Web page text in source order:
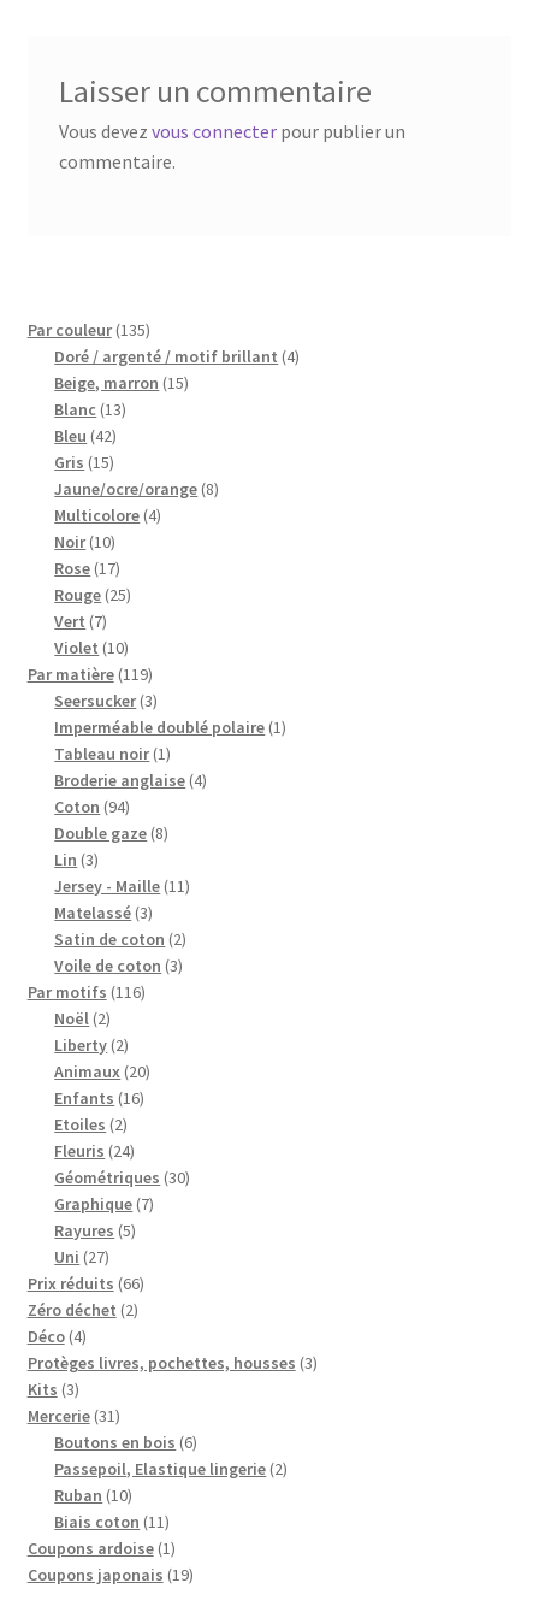
Qui suis je ?
CGV
Laisser un commentaire
Vous devez vous connecterpour publier un
commentaire.
Par couleur 135135
produits
Doré / argenté / motif brillant 44
Beige, marron 1515
Blanc 1313
Bleu 4242
produits
Gris 1515
produits
Jaune/ocre/orange 88
Multicolore 44
Noir 1010
produits
Rose 1717
produits
Rouge 2525
Vert 77
produits
Violet 1010
produits
Par matière 119119
produits
Seersucker 33
produits
Imperméable doublé polaire 11
Tableau noir 11
produit
Broderie anglaise 44
Coton 9494
produits
Double gaze 88
Lin 33
produits
Jersey - Maille 1111
Matelassé 33
produits
Satin de coton 22
produits
Voile de coton 33
Par motifs 116116
Noël 22
produits
Liberty 22
produits
Animaux 2020
Enfants 1616
Etoiles 22
produits
Fleuris 2424
produits
Géométriques 3030
Graphique 77
Rayures 55
Uni 2727
produits
Prix réduits 6666
Zéro déchet 22
Déco 44
produits
Protèges livres, pochettes, housses 33
Kits 33
produits
Mercerie 3131
produits
Boutons en bois 66
produits
Passepoil, Elastique lingerie 22
Ruban 1010
produits
Biais coton 1111
produits
Coupons ardoise 11
produit
Coupons japonais 1919